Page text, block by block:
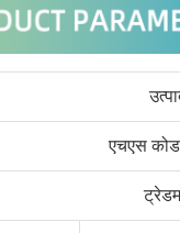
एचएस